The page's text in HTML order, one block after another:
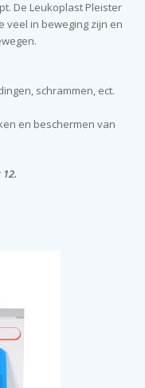
De Leukoplast Pleister
veel in beweging zijn en
schrammen, ect.
en beschermen van